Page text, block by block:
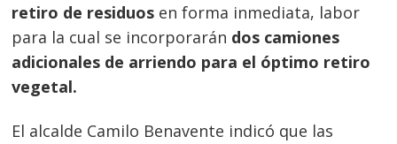
retiro de residuos en forma inmediata, labor
para la cual se incorporarán dos camiones
adicionales de arriendo para el óptimo retiro
vegetal.
El alcalde Camilo Benavente indicó que las